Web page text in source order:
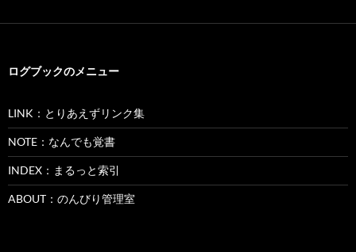
ログブックのメニュー
LINK：とりあえずリンク集
NOTE：なんでも覚書
INDEX：まるっと索引
ABOUT：のんびり管理室